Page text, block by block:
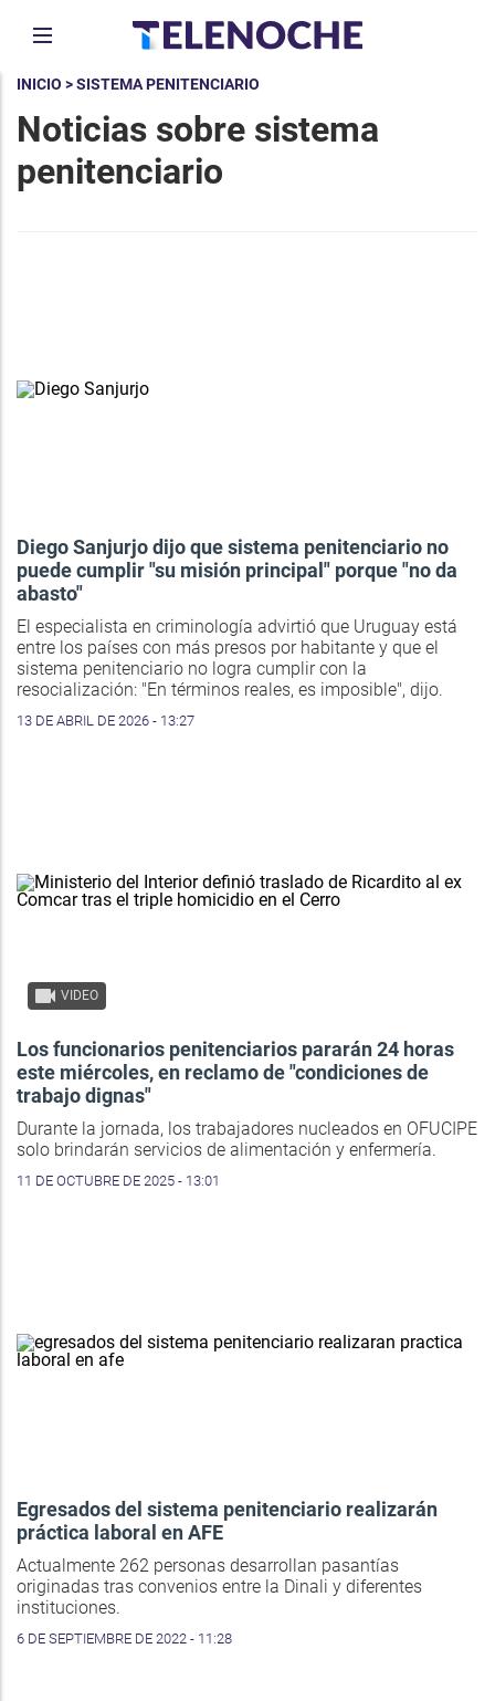
INICIO > SISTEMA PENITENCIARIO
Noticias sobre sistema
penitenciario
Diego Sanjurjo dijo que sistema penitenciario no
puede cumplir "su misión principal" porque "no da
abasto"
El especialista en criminología advirtió que Uruguay está
entre los países con más presos por habitante y que el
sistema penitenciario no logra cumplir con la
resocialización: "En términos reales, es imposible", dijo.
13 DE ABRIL DE 2026 - 13:27
VIDEO
Los funcionarios penitenciarios pararán 24 horas
este miércoles, en reclamo de "condiciones de
trabajo dignas"
Durante la jornada, los trabajadores nucleados en OFUCIPE
solo brindarán servicios de alimentación y enfermería.
11 DE OCTUBRE DE 2025 - 13:01
Egresados del sistema penitenciario realizarán
práctica laboral en AFE
Actualmente 262 personas desarrollan pasantías
originadas tras convenios entre la Dinali y diferentes
instituciones.
6 DE SEPTIEMBRE DE 2022 - 11:28